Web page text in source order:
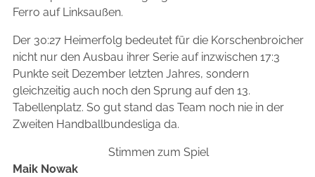
Ferro auf Linksaußen.
Der 30:27 Heimerfolg bedeutet für die Korschenbroicher
nicht nur den Ausbau ihrer Serie auf inzwischen 17:3
Punkte seit Dezember letzten Jahres, sondern
gleichzeitig auch noch den Sprung auf den 13.
Tabellenplatz. So gut stand das Team noch nie in der
Zweiten Handballbundesliga da.
Stimmen zum Spiel
Maik Nowak